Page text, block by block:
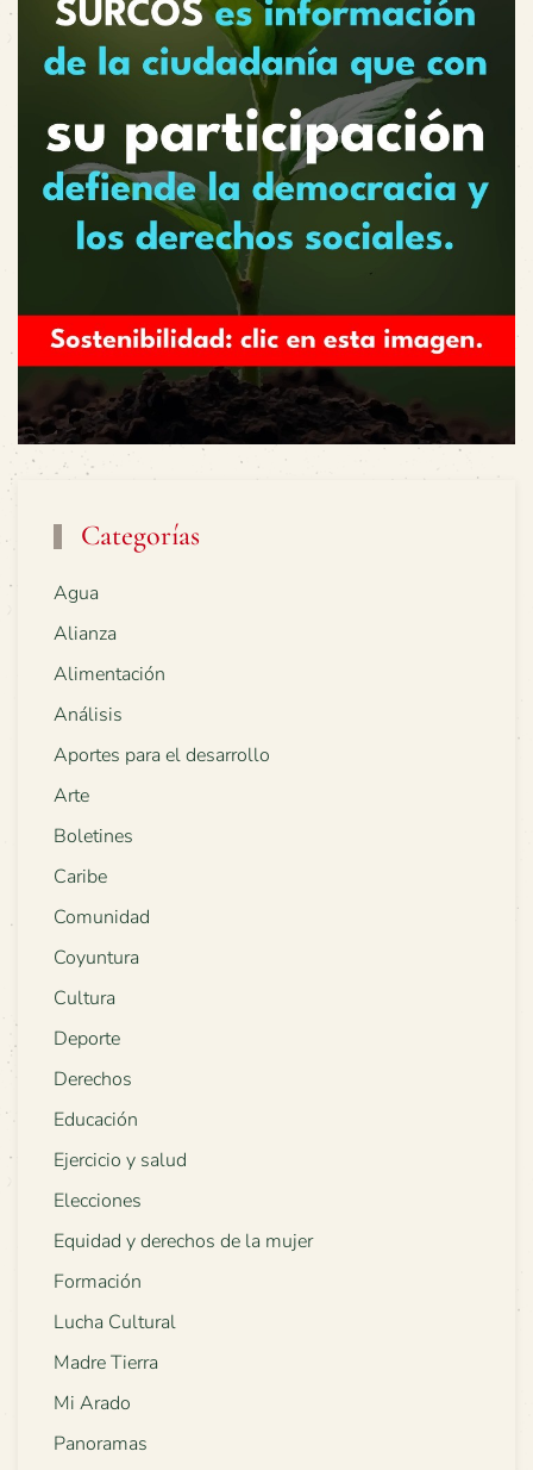
Categorías
Agua
Alianza
Alimentación
Análisis
Aportes para el desarrollo
Arte
Boletines
Caribe
Comunidad
Coyuntura
Cultura
Deporte
Derechos
Educación
Ejercicio y salud
Elecciones
Equidad y derechos de la mujer
Formación
Lucha Cultural
Madre Tierra
Mi Arado
Panoramas